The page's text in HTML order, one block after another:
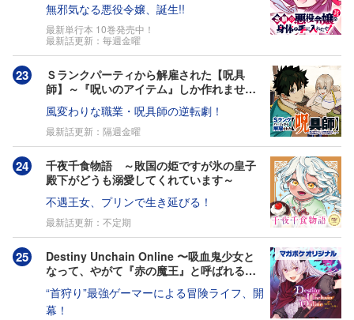
無邪気なる悪役令嬢、誕生!!
最新単行本 10巻発売中！
最新話更新：毎週金曜
Ｓランクパーティから解雇された【呪具
師】～『呪いのアイテム』しか作れません
が、その性能はアーティファクト級な
り……！～
風変わりな職業・呪具師の逆転劇！
最新話更新：隔週金曜
千夜千食物語 ～敗国の姫ですが氷の皇子
殿下がどうも溺愛してくれています～
不遇王女、プリンで生き延びる！
最新話更新：不定期
Destiny Unchain Online 〜吸血鬼少女と
なって、やがて『赤の魔王』と呼ばれるよ
うになりました〜
“首狩り”最強ゲーマーによる冒険ライフ、開
幕！